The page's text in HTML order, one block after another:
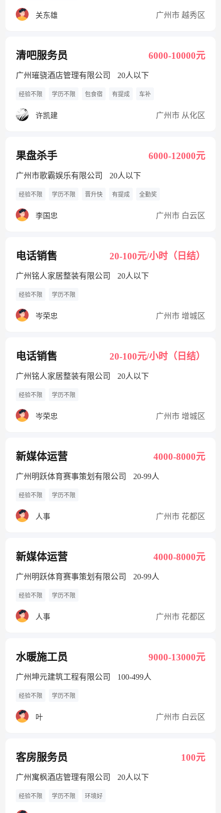
关东雄 广州市 越秀区
清吧服务员 6000-10000元
广州璀骁酒店管理有限公司 20人以下
经验不限 学历不限 包食宿 有提成 车补
许凯建 广州市 从化区
果盘杀手 6000-12000元
广州市歌霸娱乐有限公司 20人以下
经验不限 学历不限 晋升快 有提成 全勤奖
李国忠 广州市 白云区
电话销售 20-100元/小时（日结）
广州铭人家居整装有限公司 20人以下
经验不限 学历不限
岑荣忠 广州市 增城区
电话销售 20-100元/小时（日结）
广州铭人家居整装有限公司 20人以下
经验不限 学历不限
岑荣忠 广州市 增城区
新媒体运营 4000-8000元
广州明跃体育赛事策划有限公司 20-99人
经验不限 学历不限
人事 广州市 花都区
新媒体运营 4000-8000元
广州明跃体育赛事策划有限公司 20-99人
经验不限 学历不限
人事 广州市 花都区
水暖施工员 9000-13000元
广州坤元建筑工程有限公司 100-499人
经验不限 学历不限
叶 广州市 白云区
客房服务员 100元
广州寓枫酒店管理有限公司 20人以下
经验不限 学历不限 环境好